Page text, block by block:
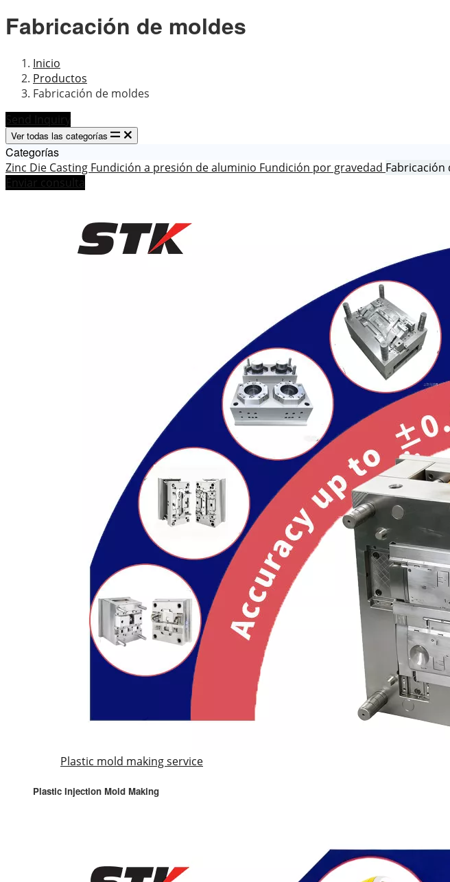
Fabricación de moldes
Inicio
Productos
Fabricación de moldes
Send Inquiry
Ver todas las categorías
Categorías
Zinc Die Casting Fundición a presión de aluminio Fundición por gravedad Fabricación
Enviar consulta
Plastic mold making service
Plastic Injection Mold Making